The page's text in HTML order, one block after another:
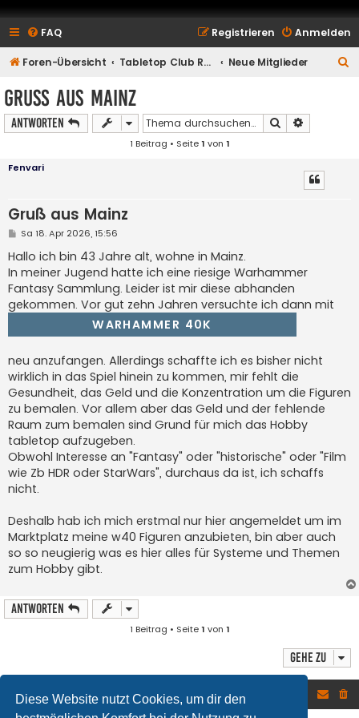
Diese Website nutzt Cookies, um dir den
FAQ Anmelden
Registrieren
Foren-Übersicht Tabletop Club Rhein Main e.V. Neue Mitglieder
Gruß aus Mainz
Antworten Suche
1 Beitrag • Seite1 von 1
Fenvari
Gruß aus Mainz
B
i
t
a
g
Sa 18. Apr 2026, 15:56
Hallo ich bin 43 Jahre alt, wohne in Mainz.
In meiner Jugend hatte ich eine riesige Warhammer
Fantasy Sammlung. Leider ist mir diese abhanden
gekommen. Vor gut zehn Jahren versuchte ich dann mit
WARHAMMER 40K
neu anzufangen. Allerdings schaffte ich es bisher nicht
wirklich in das Spiel hinein zu kommen, mir fehlt die
Gesundheit, das Geld und die Konzentration um die Figuren
zu bemalen. Vor allem aber das Geld und der fehlende
Raum zum bemalen sind Grund für mich das Hobby
tabletop aufzugeben.
Obwohl Interesse an "Fantasy" oder "historische" oder "Film
wie Zb HDR oder StarWars", durchaus da ist, ich schaffs
nicht.
Deshalb hab ich mich erstmal nur hier angemeldet um im
Marktplatz meine w40 Figuren anzubieten, bin aber auch
so so neugierig was es hier alles für Systeme und Themen
zum Hobby gibt.
Antworten
1 Beitrag • Seite1 von 1
Gehe zu
Foren-Übersicht